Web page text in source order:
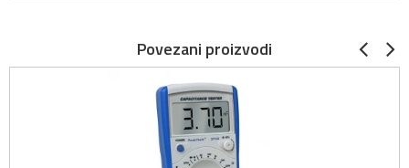
Povezani proizvodi